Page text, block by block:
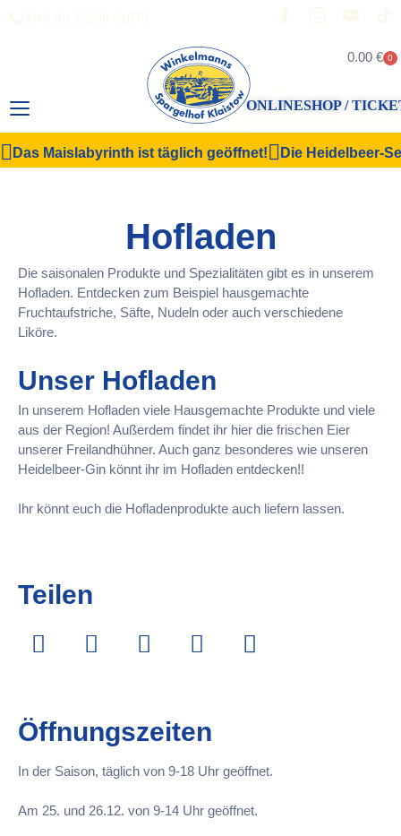
0.00 € 0
ONLINESHOP /
Das Maislabyrinth ist täglich geöffnet! Die Heidelbeer-
Hofladen
Die saisonalen Produkte und Spezialitäten gibt es in unserem
Hofladen. Entdecken zum Beispiel hausgemachte
Fruchtaufstriche, Säfte, Nudeln oder auch verschiedene
Liköre.
Unser Hofladen
In unserem Hofladen viele Hausgemachte Produkte und viele
aus der Region! Außerdem findet ihr hier die frischen Eier
unserer Freilandhühner. Auch ganz besonderes wie unseren
Heidelbeer-Gin könnt ihr im Hofladen entdecken!!
Ihr könnt euch die Hofladenprodukte auch liefern lassen.
Teilen
Öffnungszeiten
In der Saison, täglich von 9-18 Uhr geöffnet.
Am 25. und 26.12. von 9-14 Uhr geöffnet.